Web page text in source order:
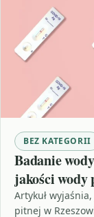
BEZ KATEGORII
Badanie
jakości wody
Artykuł
pitnej w